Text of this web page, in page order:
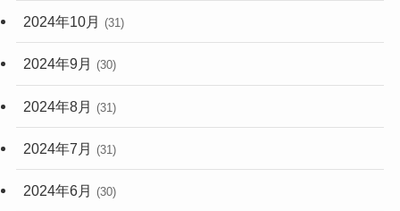
2024年10月 (31)
2024年9月 (30)
2024年8月 (31)
2024年7月 (31)
2024年6月 (30)